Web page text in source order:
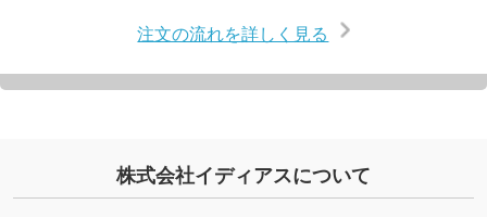
注文の流れを詳しく見る
株式会社イディアスについて